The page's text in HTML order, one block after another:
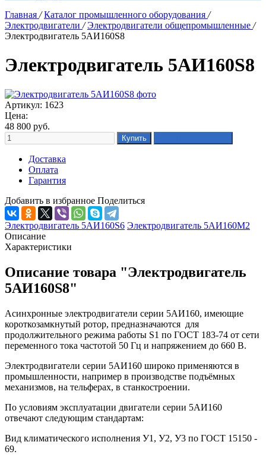
Главная / Каталог промышленного оборудования /
Электродвигатели / Электродвигатели общепромышленные /
Электродвигатель 5АИ160S8
Электродвигатель 5АИ160S8
Артикул: 1623
Цена:
48 800 руб.
Доставка
Оплата
Гарантия
Добавить в избранное Поделиться
Электродвигатель 5АИ160S6 Электродвигатель 5АИ160М2
Описание
Характеристики
Описание товара "Электродвигатель
5АИ160S8"
Асинхронные электродвигатели серии 5АИ160, имеющие
короткозамкнутый ротор, предназначаются для
продолжительного режима работы S1 по ГОСТ 183-74 от сети
переменного тока частотой 50 Гц и напряжением до 660 В.
Электродвигатели серии 5АИ160 широко применяются в
промышленности, например в производстве подъёмных
механизмов, на тельферах, в станкостроении.
По условиям эксплуатации двигатели серии 5АИ160
отвечают следующим стандартам:
Вид климатического исполнения У1, У2, У3 по ГОСТ 15150 -
69.